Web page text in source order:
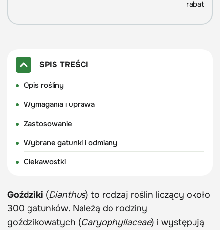
rabat
SPIS TREŚCI
Opis rośliny
Wymagania i uprawa
Zastosowanie
Wybrane gatunki i odmiany
Ciekawostki
Goździki (Dianthus) to rodzaj roślin liczący około
300 gatunków. Należą do rodziny
goździkowatych (Caryophyllaceae) i występują